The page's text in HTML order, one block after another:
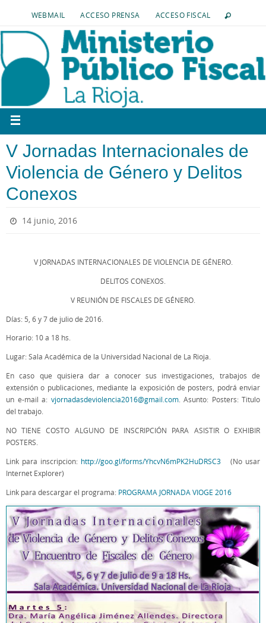
WEBMAIL ACCESO PRENSA ACCESO FISCAL
V Jornadas Internacionales de
Violencia de Género y Delitos
Conexos
14 junio, 2016
V JORNADAS INTERNACIONALES DE VIOLENCIA DE GÉNERO.
DELITOS CONEXOS.
V REUNIÓN DE FISCALES DE GÉNERO.
Días: 5, 6 y 7 de julio de 2016.
Horario: 10 a 18 hs.
Lugar: Sala Académica de la Universidad Nacional de La Rioja.
En caso que quisiera dar a conocer sus investigaciones, trabajos de
extensión o publicaciones, mediante la exposición de posters, podrá enviar
un e-mail a: vjornadasdeviolencia2016@gmail.com. Asunto: Posters: Titulo
del trabajo.
NO TIENE COSTO ALGUNO DE INSCRIPCIÓN PARA ASISTIR O EXHIBIR
POSTERS.
Link para inscripcion: http://goo.gl/forms/YhcvN6mPK2HuDRSC3 (No usar
Internet Explorer)
Link para descargar el programa: PROGRAMA JORNADA VIOGE 2016